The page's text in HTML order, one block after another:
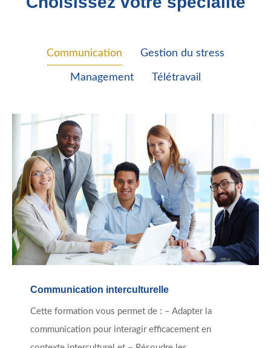
Communication Gestion du stress
Management Télétravail
Communication interculturelle
Cette formation vous permet de : – Adapter la
communication pour interagir efficacement en